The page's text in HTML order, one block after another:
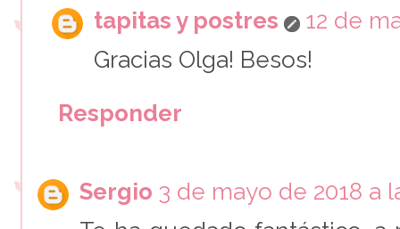
tapitas y postres
12 de
Gracias Olga! Besos!
Responder
Sergio 3 de mayo de 2018 a